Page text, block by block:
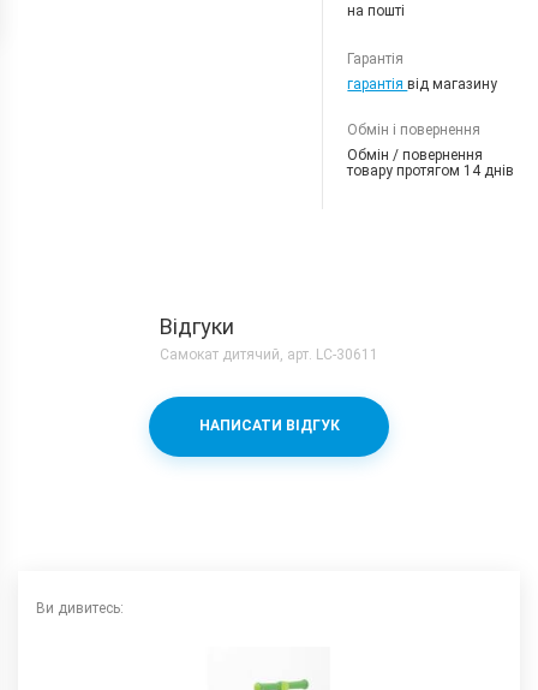
на пошті
Гарантія
гарантіявід магазину
Обмін і повернення
Обмін / повернення
товару протягом 14 днів
Відгуки
Самокат дитячий, арт. LC-30611
НАПИСАТИ ВІДГУК
Ви дивитесь: